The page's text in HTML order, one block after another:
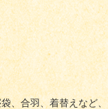
、合羽、着替えなど、